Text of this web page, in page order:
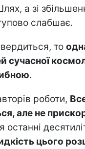
а зі
слабшає.
то
сучасної
.
роботи,
але не
цього